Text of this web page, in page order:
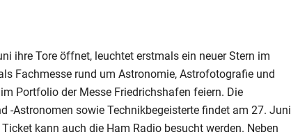
ihre Tore öffnet, leuchtet erstmals ein neuer Stern im
Fachmesse rund um Astronomie, Astrofotografie und
Portfolio der Messe Friedrichshafen feiern. Die
-Astronomen sowie Technikbegeisterte findet am 27. Juni
kann auch die Ham Radio besucht werden. Neben